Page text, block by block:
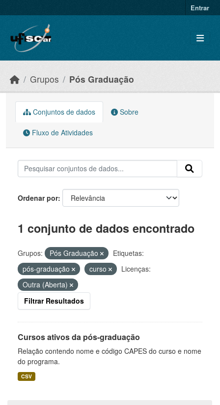
Entrar
Grupos Pós Graduação
Conjuntos de dados Sobre
Fluxo de Atividades
Ordenar por
1 conjunto de dados encontrado
Grupos: Pós Graduação
Etiquetas:
pós-graduação
curso
Licenças:
Outra (Aberta)
Filtrar Resultados
Cursos ativos da pós-graduação
Relação contendo nome e código CAPES do curso e nome
do programa.
CSV